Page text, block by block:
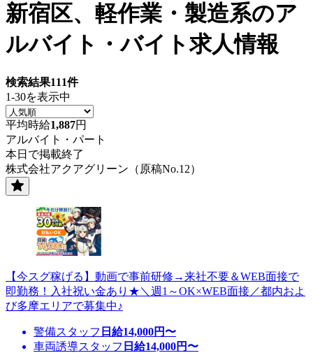
新宿区、軽作業・製造系のア
ルバイト・バイト求人情報
検索結果111件
1-30を表示中
平均時給1,887円
アルバイト・パート
本日で掲載終了
株式会社アクアグリーン（原稿No.12）
【今スグ稼げる】動画で事前研修→来社不要＆WEB面接で
即勤務！入社祝い金あり★＼週1～OK×WEB面接／都内およ
び多摩エリアで募集中♪
警備スタッフ 日給14,000円〜
車両誘導スタッフ 日給14,000円〜